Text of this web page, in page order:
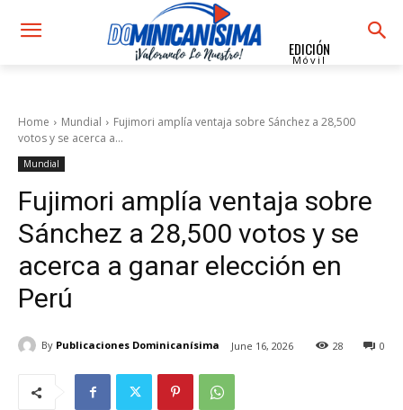
EDICIÓN
Móvil
Home Mundial
Fujimori amplía ventaja sobre Sánchez a 28,500
votos y se acerca a...
Mundial
Fujimori amplía ventaja sobre
Sánchez a 28,500 votos y se
acerca a ganar elección en
Perú
By Publicaciones Dominicanísima June 16, 2026 0
28